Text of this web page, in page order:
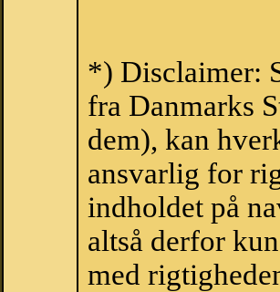
*) Disclaimer:
fra Danmarks
dem), kan
ansvarlig for
indholdet på
altså derfor
med